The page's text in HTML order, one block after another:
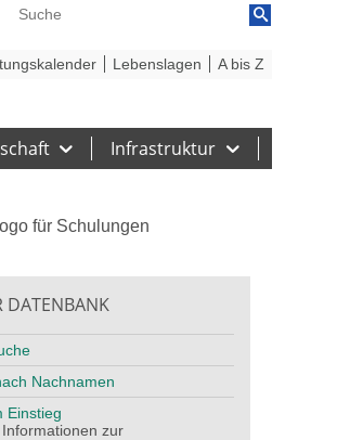
Infrastruktur
Lebenslagen A bis Z
DATENBANK
Nachnamen
Einstieg
zur